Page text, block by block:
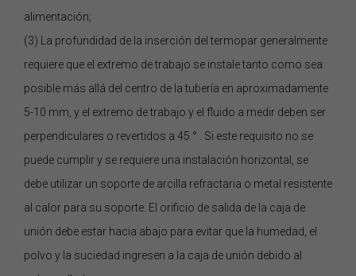
alimentación;
(3) La profundidad de la inserción del termopar generalmente
requiere que el extremo de trabajo se instale tanto como sea
posible más allá del centro de la tubería en aproximadamente
5-10 mm, y el extremo de trabajo y el fluido a medir deben ser
perpendiculares o revertidos a 45 ° . Si este requisito no se
puede cumplir y se requiere una instalación horizontal, se
debe utilizar un soporte de arcilla refractaria o metal resistente
al calor para su soporte. El orificio de salida de la caja de
unión debe estar hacia abajo para evitar que la humedad, el
polvo y la suciedad ingresen a la caja de unión debido al